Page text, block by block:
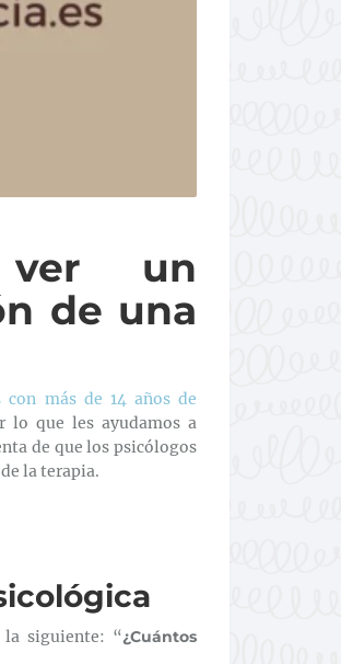
ver un
de una
con más de 14 años de
lo que les ayudamos a
de que los psicólogos
la terapia.
la siguiente: “¿Cuántos